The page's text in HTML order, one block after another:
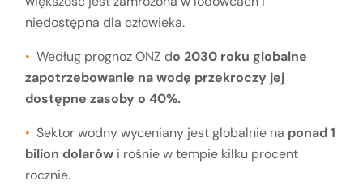
niedostępna dla człowieka.
Według prognoz ONZ do 2030 roku globalne
zapotrzebowanie na wodę przekroczy jej
dostępne zasoby o 40%.
Sektor wodny wyceniany jest globalnie na ponad 1
bilion dolarówi rośnie w tempie kilku procent
rocznie.